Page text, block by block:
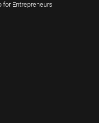
Entrepreneurs